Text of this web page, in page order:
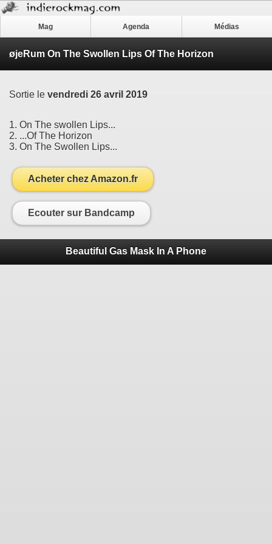
Mag Agenda Médias
øjeRum On The Swollen Lips Of The Horizon
Sortie le vendredi 26 avril 2019
1. On The swollen Lips...
2. ...Of The Horizon
3. On The Swollen Lips...
Acheter chez Amazon.fr
Ecouter sur Bandcamp
Beautiful Gas Mask In A Phone